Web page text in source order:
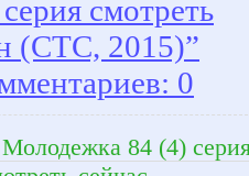
смотреть
(СТС, 2015)”
0
84 (4)